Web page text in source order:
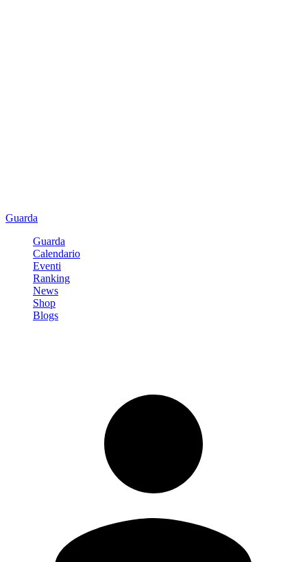
Guarda
Guarda
Calendario
Eventi
Ranking
News
Shop
Blogs